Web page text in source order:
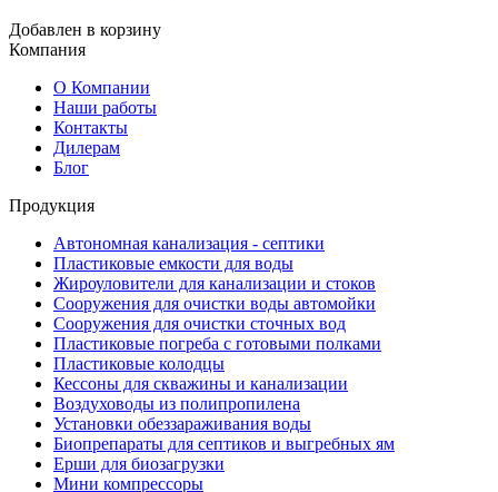
Добавлен в корзину
Компания
О Компании
Наши работы
Контакты
Дилерам
Блог
Продукция
Автономная канализация - септики
Пластиковые емкости для воды
Жироуловители для канализации и стоков
Сооружения для очистки воды автомойки
Сооружения для очистки сточных вод
Пластиковые погреба с готовыми полками
Пластиковые колодцы
Кессоны для скважины и канализации
Воздуховоды из полипропилена
Установки обеззараживания воды
Биопрепараты для септиков и выгребных ям
Ерши для биозагрузки
Мини компрессоры